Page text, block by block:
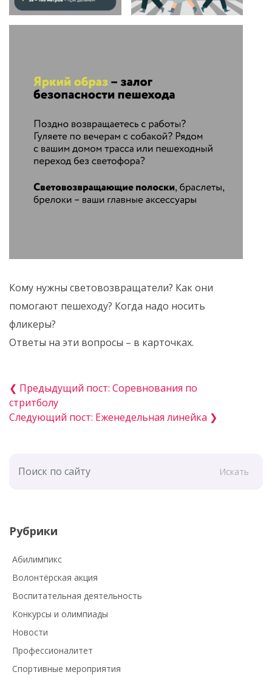
Кому нужны световозвращатели? Как они
помогают пешеходу? Когда надо носить
фликеры?
Ответы на эти вопросы – в карточках.
❮ Предыдущий пост: Соревнования по
стритболу
Следующий пост: Еженедельная линейка ❯
Искать
Рубрики
Абилимпикс
Волонтёрская акция
Воспитательная деятельность
Конкурсы и олимпиады
Новости
Профессионалитет
Спортивные мероприятия